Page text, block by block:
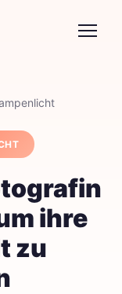
ihre
zu